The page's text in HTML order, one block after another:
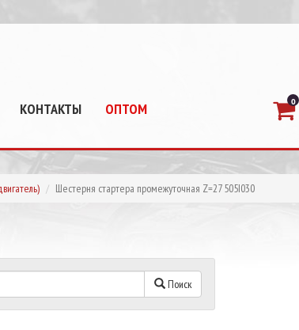
КОНТАКТЫ ОПТОМ 0
Шестерня стартера промежуточная Z=27 505I030
Поиск